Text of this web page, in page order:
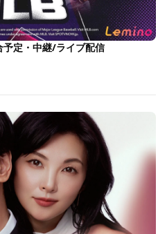
予定・中継/ライブ配信